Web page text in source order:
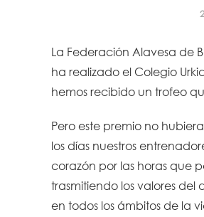
La Federación Alavesa de
ha realizado el Colegio
hemos recibido un trofeo
Pero este premio no
los días nuestros
corazón por las horas que
trasmitiendo los valores
en todos los ámbitos de la